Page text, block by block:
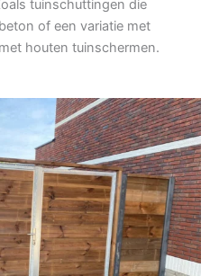
tuinschuttingen die
of een variatie met
houten tuinschermen.